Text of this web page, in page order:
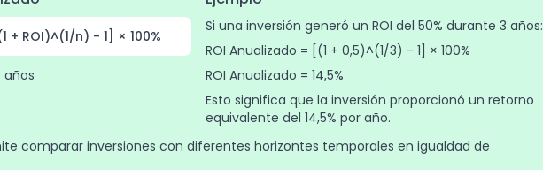
+ ROI)^(1/n) - 1] × 100%
años
Si una inversión generó un ROI del 50% durante 3 años:
ROI Anualizado = [(1 + 0,5)^(1/3) - 1] × 100%
ROI Anualizado = 14,5%
Esto significa que la inversión proporcionó un retorno
equivalente del 14,5% por año.
comparar inversiones con diferentes horizontes temporales en igualdad de